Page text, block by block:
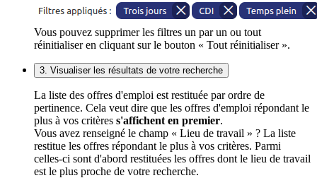
Vous pouvez supprimer les filtres un par un ou tout
réinitialiser en cliquant sur le bouton « Tout réinitialiser ».
3. Visualiser les résultats de votre recherche
La liste des offres d'emploi est restituée par ordre de
pertinence. Cela veut dire que les offres d'emploi répondant le
plus à vos critères s'affichent en premier.
Vous avez renseigné le champ « Lieu de travail » ? La liste
restitue les offres répondant le plus à vos critères. Parmi
celles-ci sont d'abord restituées les offres dont le lieu de travail
est le plus proche de votre recherche.